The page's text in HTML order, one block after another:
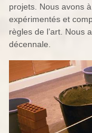
projets. Nous avons
expérimentés et
règles de l’art. Nous
décennale.